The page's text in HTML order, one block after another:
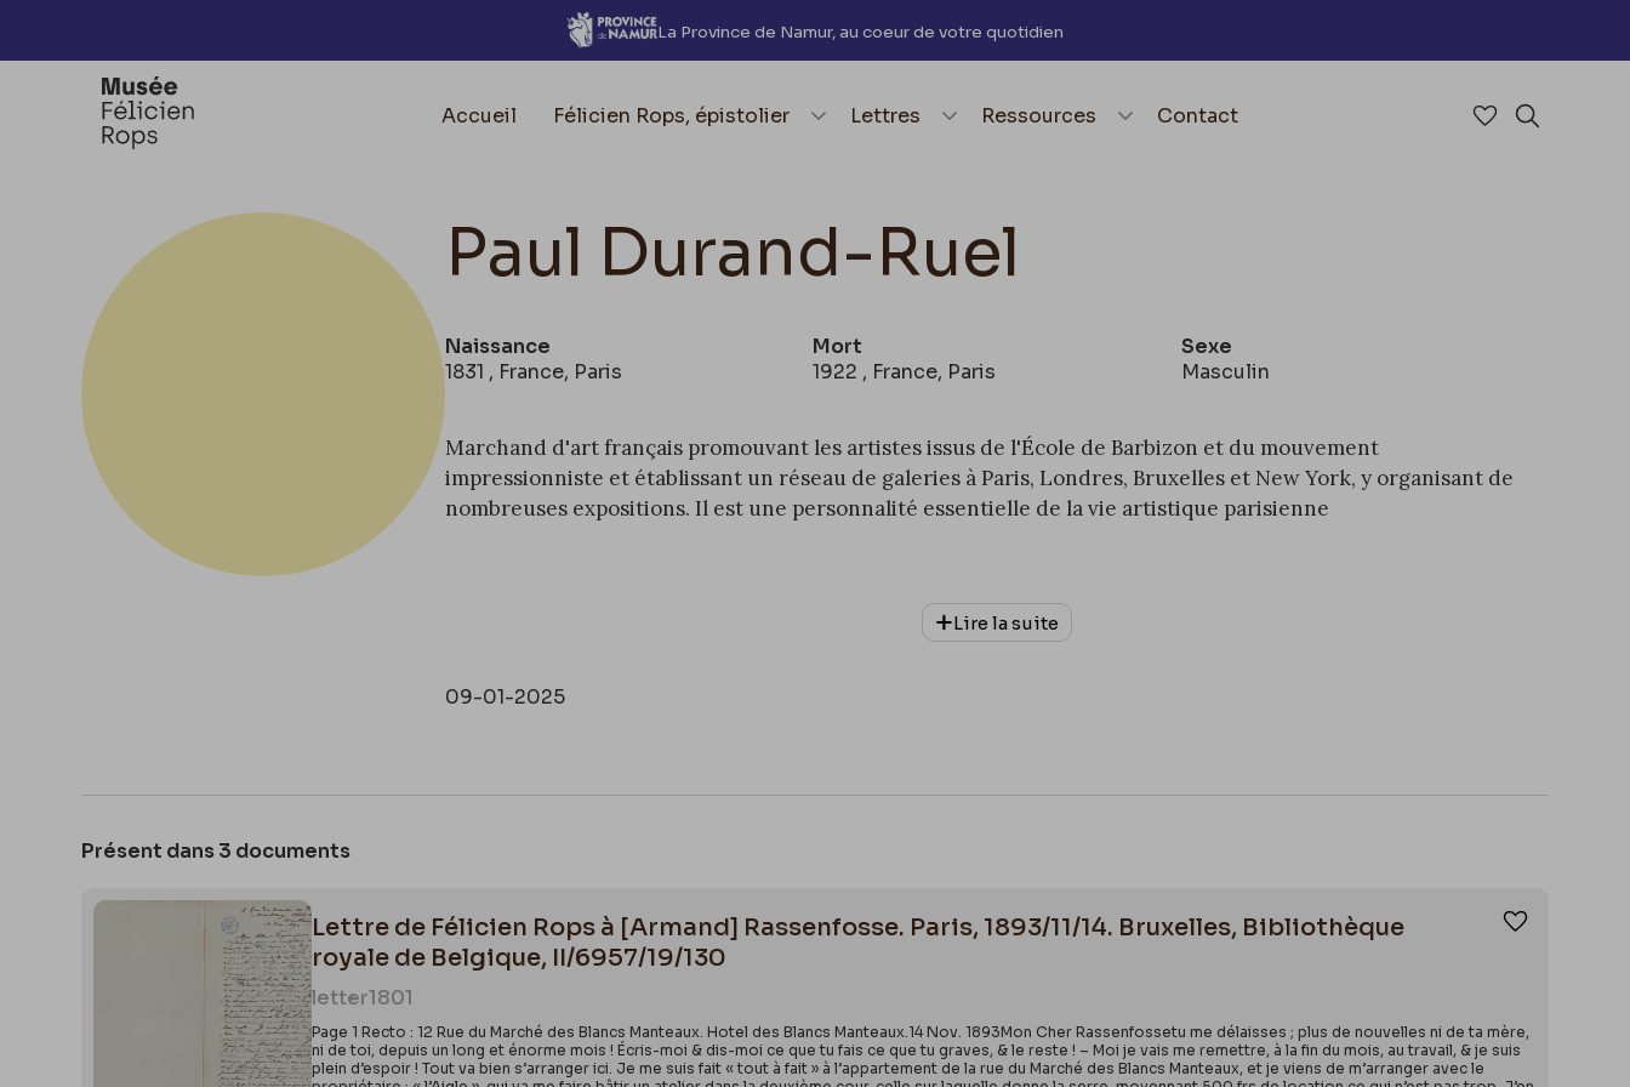
La Province de Namur, au coeur de votre quotidien
Accueil element.menu.open_menu
Félicien Rops, épistolier element.menu.open_menu
Lettres element.menu.open_menu
Ressources Contact Accéder à
Paul Durand-Ruel
Naissance
1831 , France, Paris
Mort
1922 , France, Paris
Sexe
Masculin
Marchand d'art français promouvant les artistes issus de l'École de Barbizon et du mouvement
impressionniste et établissant un réseau de galeries à Paris, Londres, Bruxelles et New York, y organisant de
nombreuses expositions. Il est une personnalité essentielle de la vie artistique parisienne
Lire la suite
09-01-2025
Présent dans 3 documents
Lettre de Félicien Rops à [Armand] Rassenfosse. Paris, 1893/11/14. Bruxelles, Bibliothèque
royale de Belgique, II/6957/19/130
letter1801
Page 1 Recto : 12 Rue du Marché des Blancs Manteaux. Hotel des Blancs Manteaux.14 Nov. 1893Mon Cher Rassenfossetu me délaisses ; plus de nouvelles ni de ta mère,
ni de toi, depuis un long et énorme mois ! Écris-moi & dis-moi ce que tu fais ce que tu graves, & le reste ! – Moi je vais me remettre, à la fin du mois, au travail, & je suis
plein d’espoir ! Tout va bien s’arranger ici. Je me suis fait « tout à fait » à l’appartement de la rue du Marché des Blancs Manteaux, et je viens de m’arranger avec le
Ajouter